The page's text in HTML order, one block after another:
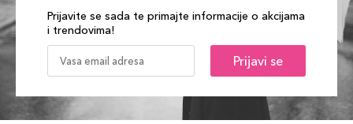
Prijavite se sada te primajte informacije o akcijama
i trendovima!
Prijavi se